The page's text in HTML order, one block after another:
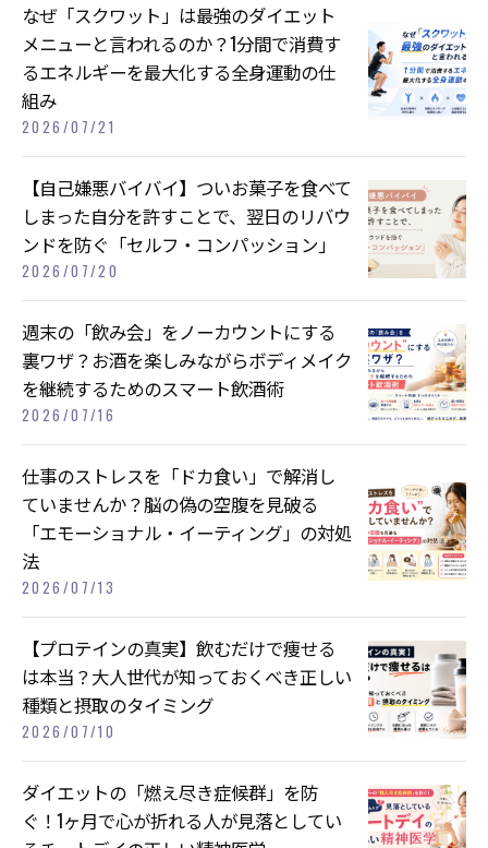
なぜ「スクワット」は最強のダイエット
メニューと言われるのか？1分間で消費す
るエネルギーを最大化する全身運動の仕
組み
2026/07/21
【自己嫌悪バイバイ】ついお菓子を食べて
しまった自分を許すことで、翌日のリバウ
ンドを防ぐ「セルフ・コンパッション」
2026/07/20
週末の「飲み会」をノーカウントにする
裏ワザ？お酒を楽しみながらボディメイク
を継続するためのスマート飲酒術
2026/07/16
仕事のストレスを「ドカ食い」で解消し
ていませんか？脳の偽の空腹を見破る
「エモーショナル・イーティング」の対処
法
2026/07/13
【プロテインの真実】飲むだけで痩せる
は本当？大人世代が知っておくべき正しい
種類と摂取のタイミング
2026/07/10
ダイエットの「燃え尽き症候群」を防
ぐ！1ヶ月で心が折れる人が見落としてい